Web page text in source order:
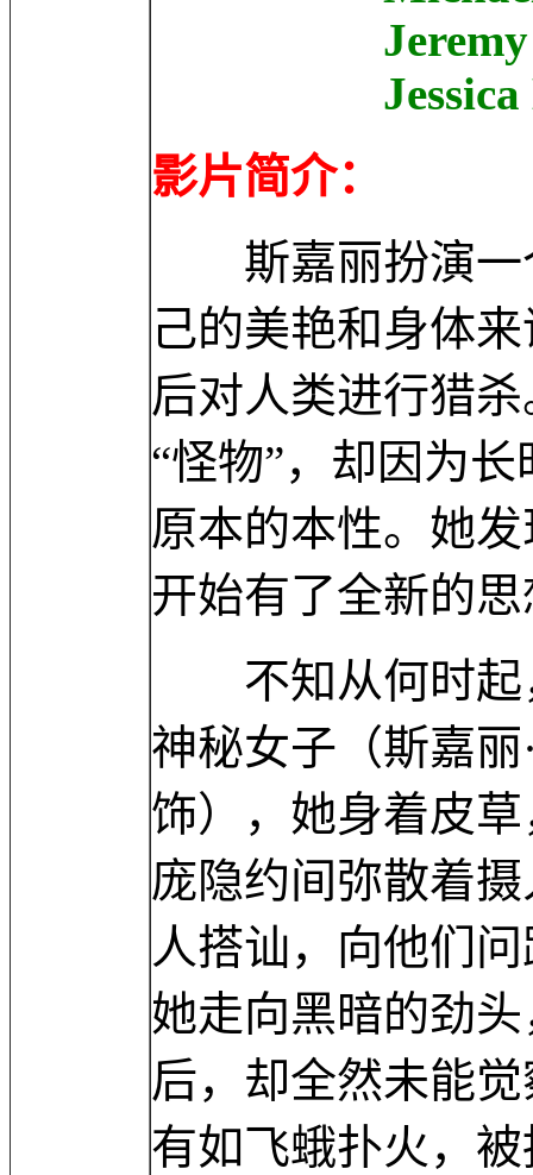
Jeremy
Jessica
影片简介：
斯嘉丽扮演一
己的美艳和身体
后对人类进行猎
“怪物”，却因为
原本的本性。她
开始有了全新的
不知从何时起
神秘女子（斯嘉丽
饰），她身着皮
庞隐约间弥散着
人搭讪，向他们
她走向黑暗的劲
后，却全然未能
有如飞蛾扑火，